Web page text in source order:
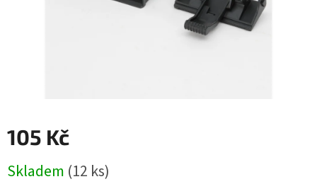
105 Kč
cena:
Skladem (12 ks)